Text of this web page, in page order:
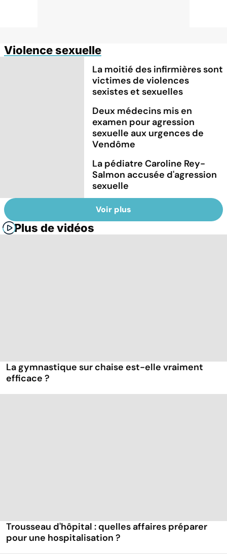
Violence sexuelle
La moitié des infirmières sont
victimes de violences
sexistes et sexuelles
Deux médecins mis en
examen pour agression
sexuelle aux urgences de
Vendôme
La pédiatre Caroline Rey-
Salmon accusée d'agression
sexuelle
Voir plus
Plus de vidéos
La gymnastique sur chaise est-elle vraiment
efficace ?
Trousseau d'hôpital : quelles affaires préparer
pour une hospitalisation ?